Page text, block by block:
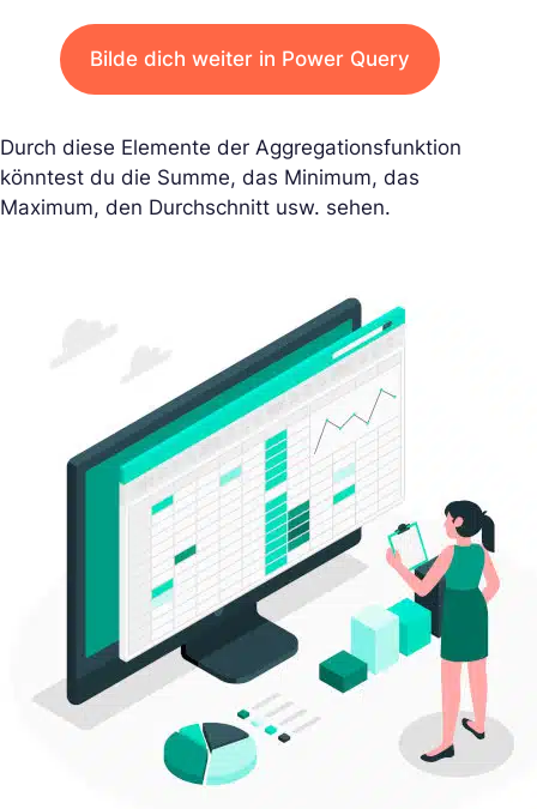
Bilde dich weiter in Power Query
Durch diese Elemente der Aggregationsfunktion
könntest du die Summe, das Minimum, das
Maximum, den Durchschnitt usw. sehen.